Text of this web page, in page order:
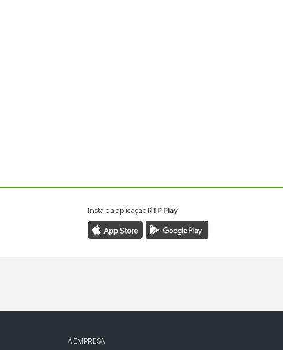
Instale a aplicaçãoRTP Play
A EMPRESA